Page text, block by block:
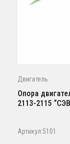
Двигатель
Опора
2113-2115
Артикул:5101